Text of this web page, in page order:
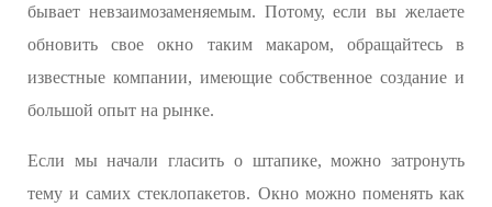
бывает невзаимозаменяемым. Потому, если вы желаете
обновить свое окно таким макаром, обращайтесь в
известные компании, имеющие собственное создание и
большой опыт на рынке.
Если мы начали гласить о штапике, можно затронуть
тему и самих стеклопакетов. Окно можно поменять как